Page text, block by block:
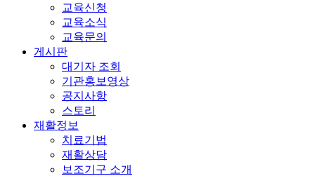
교육신청
교육소식
교육문의
게시판
대기자 조회
기관홍보영상
공지사항
스토리
재활정보
치료기법
재활상담
보조기구 소개